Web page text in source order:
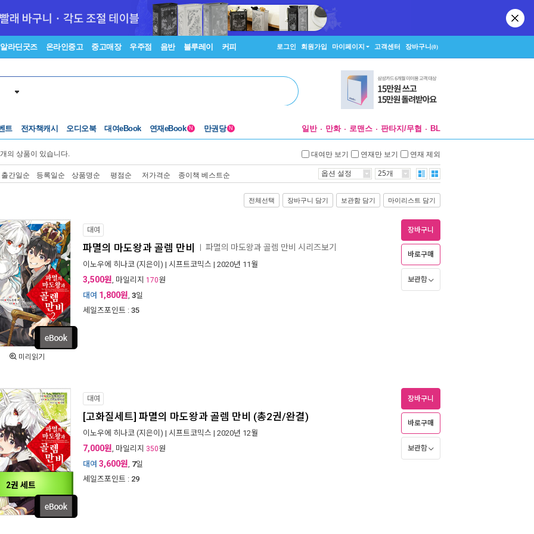
알라딘굿즈 온라인중고 중고매장 우주점 음반 블루레이 커피 로그인 회원가입 마이페이지 고객센터 장바구니(0)
트 전자책캐시 오디오북 대여eBook 연재eBook N 만권당 N 일반 만화 로맨스 판타지/무협 BL
개의 상품이 있습니다. 대여만 보기 연재만 보기 연재 제외
출간일순 등록일순 상품명순 평점순 저가격순 종이책 베스트순 옵션 설정 25개
전체선택 장바구니 담기 보관함 담기 마이리스트 담기
미리읽기
대여
파멸의 마도왕과 골렘 만비 파멸의 마도왕과 골렘 만비 시리즈보기
이노우에 히나코 (지은이) | 시프트코믹스 | 2020년 11월
3,500원, 마일리지 170원
대여 1,800원, 3일
세일즈포인트 : 35
장바구니
바로구매
보관함
2권 세트
대여
[고화질세트] 파멸의 마도왕과 골렘 만비 (총2권/완결)
이노우에 히나코 (지은이) | 시프트코믹스 | 2020년 12월
7,000원, 마일리지 350원
대여 3,600원, 7일
세일즈포인트 : 29
장바구니
바로구매
보관함